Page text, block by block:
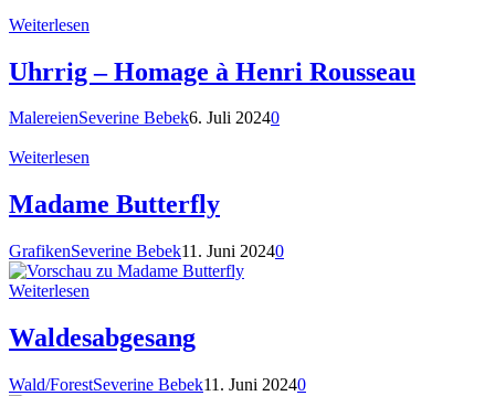
Weiterlesen
Uhrrig – Homage à Henri Rousseau
MalereienSeverine Bebek6. Juli 20240
Weiterlesen
Madame Butterfly
GrafikenSeverine Bebek11. Juni 20240
Weiterlesen
Waldesabgesang
Wald/ForestSeverine Bebek11. Juni 20240